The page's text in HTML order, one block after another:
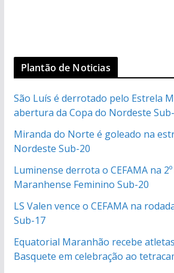
Plantão de Noticias
São Luís é derrotado pelo Estrela
abertura da Copa do Nordeste
Miranda do Norte é goleado na
Nordeste Sub-20
Luminense derrota o CEFAMA na
Maranhense Feminino Sub-20
LS Valen vence o CEFAMA na
Sub-17
Equatorial Maranhão recebe
Basquete em celebração ao